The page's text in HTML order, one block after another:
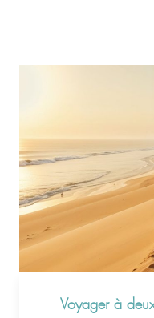
Voyager à